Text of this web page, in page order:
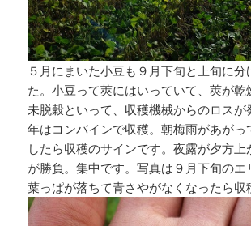
５月にまいた小豆も９月下旬と上旬に分
た。小豆って莢にはいっていて、莢が乾
未脱穀といって、収穫機械からのロスが
年はコンバインで収穫。朝梅雨があがっ
したら収穫のサインです。夜露が夕方
が勝負。集中です。写真は９月下旬のエ
葉っぱが落ちて青さやがなくなったら収